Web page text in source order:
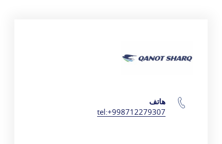
QANOT SHARQ
تفاصيل الاتصال
هاتف
tel:+998712279307